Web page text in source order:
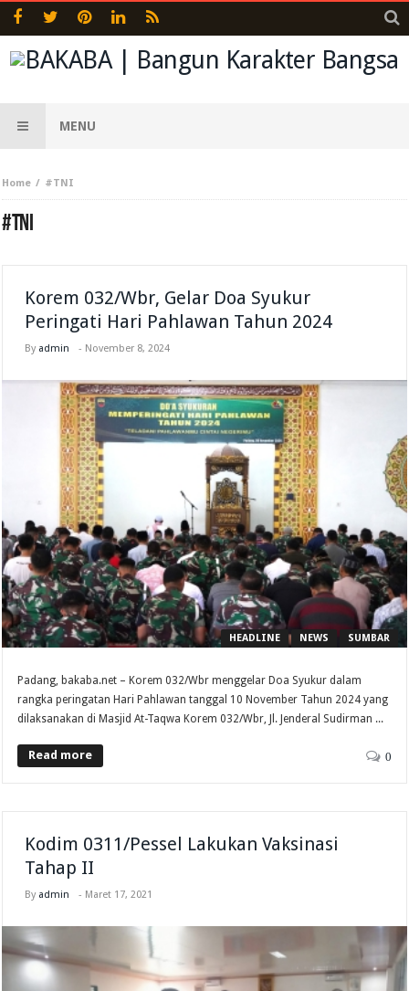
MENU
Home #TNI
#TNI
Korem 032/Wbr, Gelar Doa Syukur
Peringati Hari Pahlawan Tahun 2024
By admin - November 8, 2024
HEADLINE NEWS SUMBAR
Padang, bakaba.net – Korem 032/Wbr menggelar Doa Syukur dalam
rangka peringatan Hari Pahlawan tanggal 10 November Tahun 2024 yang
dilaksanakan di Masjid At-Taqwa Korem 032/Wbr, Jl. Jenderal Sudirman ...
Read more 0
Kodim 0311/Pessel Lakukan Vaksinasi
Tahap II
By admin - Maret 17, 2021